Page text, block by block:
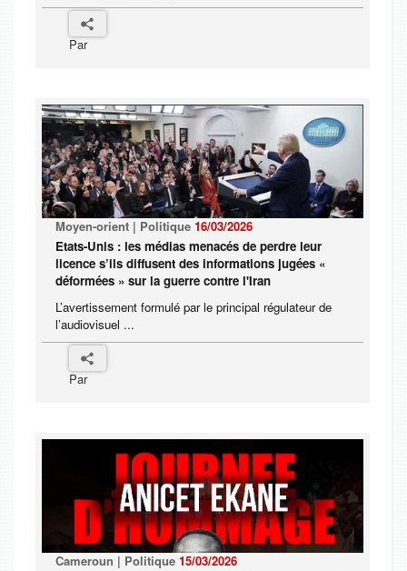
Par
Moyen-orient | Politique 16/03/2026
Etats-Unis : les médias menacés de perdre leur
licence s’ils diffusent des informations jugées «
déformées » sur la guerre contre l'Iran
L’avertissement formulé par le principal régulateur de
l’audiovisuel ...
Par
Cameroun | Politique 15/03/2026